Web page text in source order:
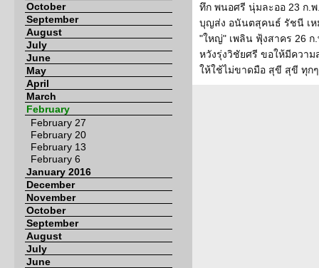
October
September
August
July
June
May
April
March
February
February 27
February 20
February 13
February 6
January 2016
December
November
October
September
August
July
June
ทึก พนอศรี นุ่มละออ 23 ก.
บุญส่ง อนันตสุคนธ์ รัชนี เห
"ใหญ่" เพลิน ฟุ้งสาคร 26 ก
หวังรุ่งวิชัยศรี ขอให้มีควา
ให้ใช้ไม่ขาดมือ สุขี สุขี ทุ